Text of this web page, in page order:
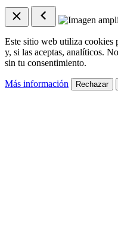
Este sitio web utiliza cookies
y, si las aceptas, analíticos.
sin tu consentimiento.
Más información Rechazar